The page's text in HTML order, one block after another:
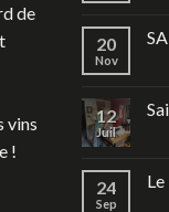
de
vins
!
20
Nov
12
Juil
24
Sep